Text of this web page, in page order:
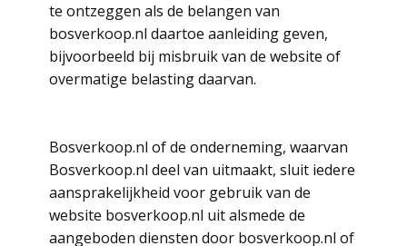
te ontzeggen als de belangen van
bosverkoop.nl daartoe aanleiding geven,
bijvoorbeeld bij misbruik van de website of
overmatige belasting daarvan.
Bosverkoop.nl of de onderneming, waarvan
Bosverkoop.nl deel van uitmaakt, sluit iedere
aansprakelijkheid voor gebruik van de
website bosverkoop.nl uit alsmede de
aangeboden diensten door bosverkoop.nl of